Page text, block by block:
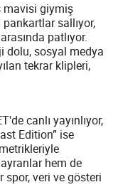
mavisi giymiş
pankartlar sallıyor,
patlıyor.
dolu, sosyal medya
tekrar klipleri,
canlı yayınlıyor,
Edition” ise
metrikleriyle
hem de
spor, veri ve gösteri